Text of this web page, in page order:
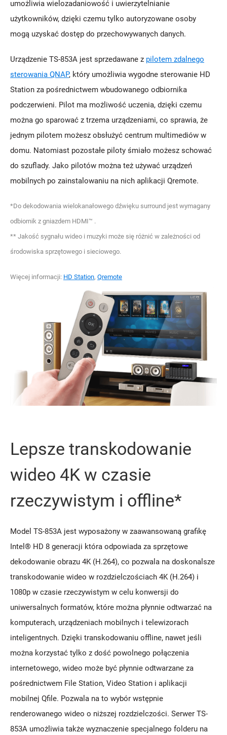
umożliwia wielozadaniowość i uwierzytelnianie
użytkowników, dzięki czemu tylko autoryzowane osoby
mogą uzyskać dostęp do przechowywanych danych.
Urządzenie TS-853A jest sprzedawane z pilotem zdalnego
sterowania QNAP, który umożliwia wygodne sterowanie HD
Station za pośrednictwem wbudowanego odbiornika
podczerwieni. Pilot ma możliwość uczenia, dzięki czemu
można go sparować z trzema urządzeniami, co sprawia, że
jednym pilotem możesz obsłużyć centrum multimediów w
domu. Natomiast pozostałe piloty śmiało możesz schować
do szuflady. Jako pilotów można też używać urządzeń
mobilnych po zainstalowaniu na nich aplikacji Qremote.
*Do dekodowania wielokanałowego dźwięku surround jest wymagany
odbiornik z gniazdem HDMI™ .
** Jakość sygnału wideo i muzyki może się różnić w zależności od
środowiska sprzętowego i sieciowego.
Więcej informacji: HD Station, Qremote
Lepsze transkodowanie
wideo 4K w czasie
rzeczywistym i offline*
Model TS-853A jest wyposażony w zaawansowaną grafikę
Intel® HD 8 generacji która odpowiada za sprzętowe
dekodowanie obrazu 4K (H.264), co pozwala na doskonalsze
transkodowanie wideo w rozdzielczościach 4K (H.264) i
1080p w czasie rzeczywistym w celu konwersji do
uniwersalnych formatów, które można płynnie odtwarzać na
komputerach, urządzeniach mobilnych i telewizorach
inteligentnych. Dzięki transkodowaniu offline, nawet jeśli
można korzystać tylko z dość powolnego połączenia
internetowego, wideo może być płynnie odtwarzane za
pośrednictwem File Station, Video Station i aplikacji
mobilnej Qfile. Pozwala na to wybór wstępnie
renderowanego wideo o niższej rozdzielczości. Serwer TS-
853A umożliwia także wyznaczenie specjalnego folderu na